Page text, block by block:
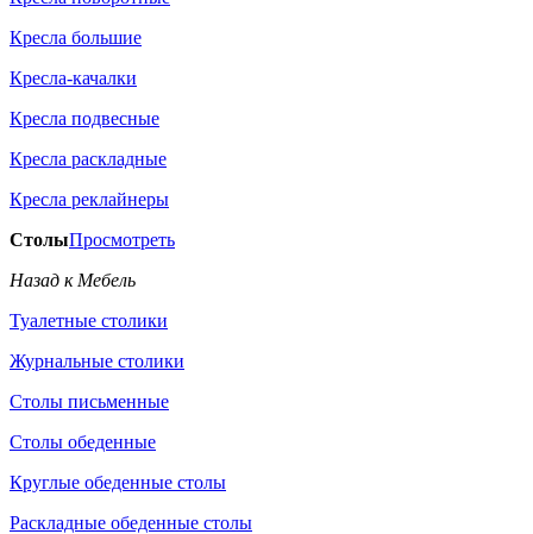
Кресла большие
Кресла-качалки
Кресла подвесные
Кресла раскладные
Кресла реклайнеры
СтолыПросмотреть
Назад к Мебель
Туалетные столики
Журнальные столики
Столы письменные
Столы обеденные
Круглые обеденные столы
Раскладные обеденные столы